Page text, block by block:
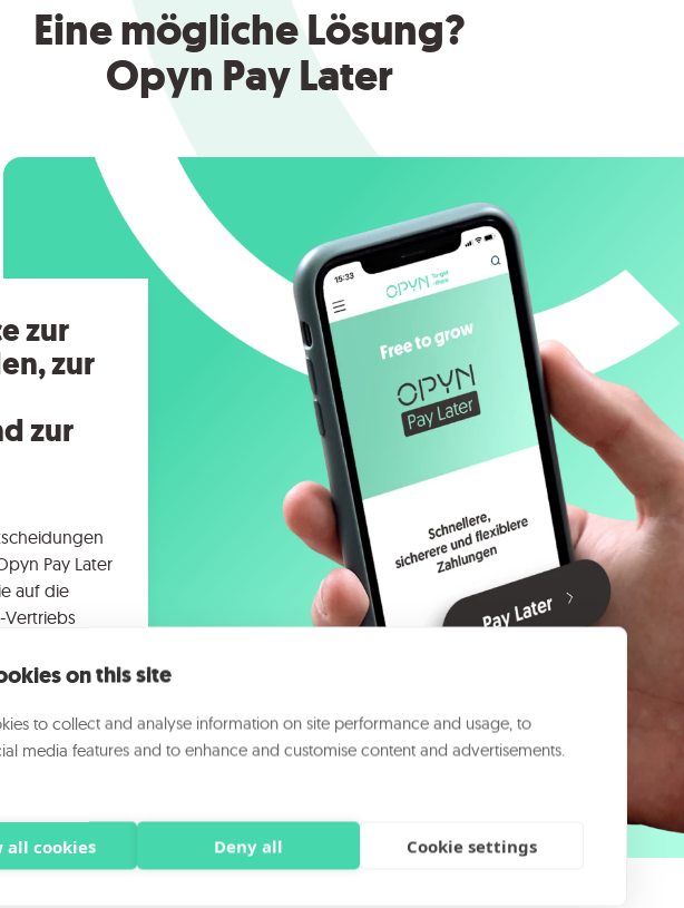
Eine mögliche Lösung?
Opyn Pay Later
zur
zur
zur
Pay Later
auf die
Vertriebs
eignet.on this site
to collect and analyse information on site performance and usage, to
media features and to enhance and customise content and advertisements.
all cookies Deny all Cookie settings